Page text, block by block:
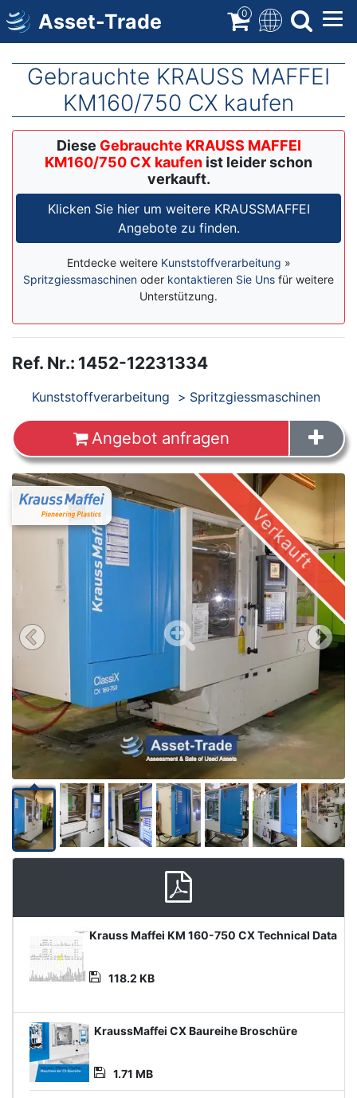
Direkt
zum
Inhalt
Asset-Trade 0
Gebrauchte KRAUSS MAFFEI
KM160/750 CX kaufen
Diese Gebrauchte KRAUSS MAFFEI
KM160/750 CX kaufen ist leider schon
verkauft.
Klicken Sie hier um weitere KRAUSSMAFFEI
Angebote zu finden.
Entdecke weitere Kunststoffverarbeitung »
Spritzgiessmaschinen oder kontaktieren Sie Uns für weitere
Unterstützung.
Ref. Nr.: 1452-12231334
Produkte
Kunststoffverarbeitung Spritzgiessmaschinen
Angebot anfragen
Images
Verkauft
Document
Krauss Maffei KM 160-750 CX Technical Data
118.2 KB
Media
Datei
KraussMaffei CX Baureihe Broschüre
1.71 MB